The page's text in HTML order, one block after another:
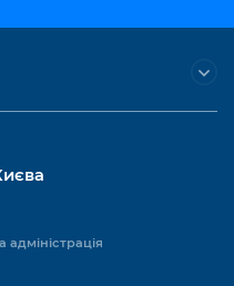
адміністрація